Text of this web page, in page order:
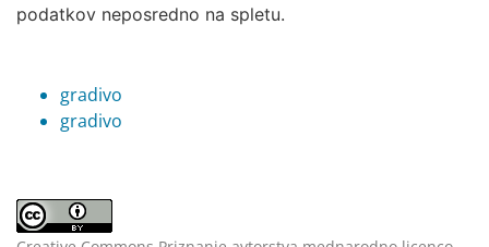
podatkov neposredno na spletu.
gradivo
gradivo